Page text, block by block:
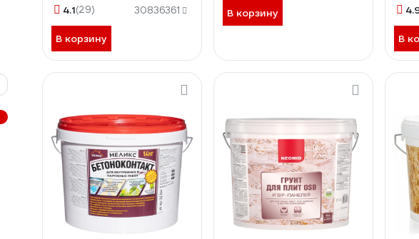
4.1(29) 30836361
В корзину
В корзину
В